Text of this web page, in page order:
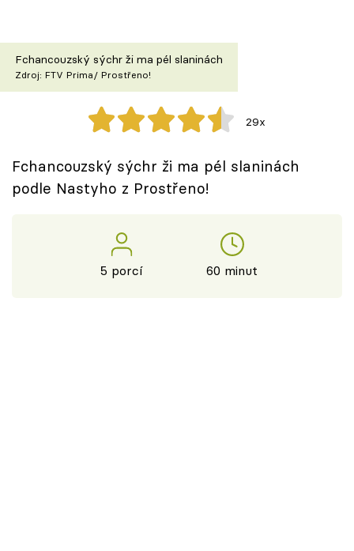
TV Program
Škola vaření
Recepty z TV
Speciál: Cuketa
Sledujte prima+
Fchancouzský sýchr ži ma pél slaninách
Zdroj: FTV Prima/ Prostřeno!
29x
Fchancouzský sýchr ži ma pél slaninách
podle Nastyho z Prostřeno!
5 porcí 60 minut